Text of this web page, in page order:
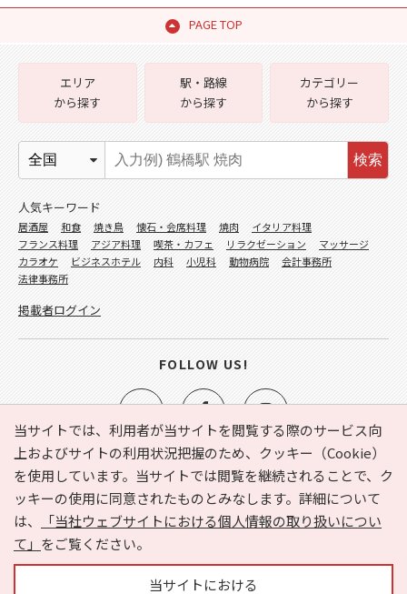
PAGE TOP
当サイトでは、利用者が当サイトを閲覧する際のサービス向
上およびサイトの利用状況把握のため、クッキー（Cookie）
を使用しています。当サイトでは閲覧を継続されることで、ク
ッキーの使用に同意されたものとみなします。詳細について
は、
「当社ウェブサイトにおける個人情報の取り扱いについ
て」 をご覧ください。
当サイトにおける
e-NAVITA（イーナビタ）とは？ お気に入り
ヘルプ
利用規約
個人情報の取り扱いについて
運営会社
サイトマップ
広告掲載に関するお問い合わせ
エリア
から探す
駅・路線
から探す
カテゴリー
から探す
検索
人気キーワード
居酒屋 和食 焼き鳥 懐石・会席料理 焼肉
イタリア料理
フランス料理
アジア料理 喫茶・カフェ リラクゼーション
マッサージ
カラオケ
ビジネスホテル 内科 小児科 動物病院
会計事務所
法律事務所
掲載者ログイン
FOLLOW US!